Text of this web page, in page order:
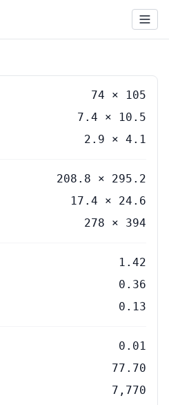
74 × 105
7.4 × 10.5
2.9 × 4.1
208.8 × 295.2
17.4 × 24.6
278 × 394
1.42
0.36
0.13
0.01
77.70
7,770